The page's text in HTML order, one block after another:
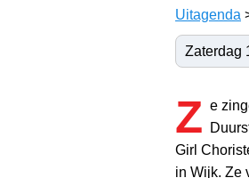
Uitagenda
Zaterdag
Z e
Girl
in Wijk. Ze